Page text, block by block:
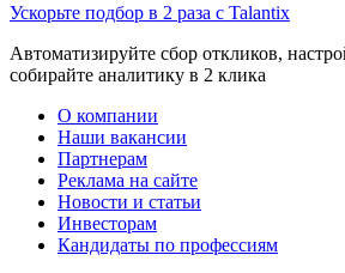
Ускорьте подбор в 2 раза с Talantix
Автоматизируйте сбор откликов,
собирайте аналитику в 2 клика
О компании
Наши вакансии
Партнерам
Реклама на сайте
Новости и статьи
Инвесторам
Кандидаты по профессиям